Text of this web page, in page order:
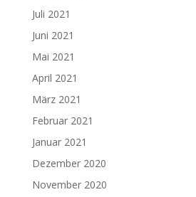
Juli 2021
Juni 2021
Mai 2021
April 2021
März 2021
Februar 2021
Januar 2021
Dezember 2020
November 2020